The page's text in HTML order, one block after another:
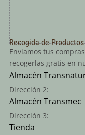
Recogida de Productos
Enviamos tus
recogerlas gratis en
Almacén
Dirección 2:
Almacén Transmec
Dirección 3:
Tienda